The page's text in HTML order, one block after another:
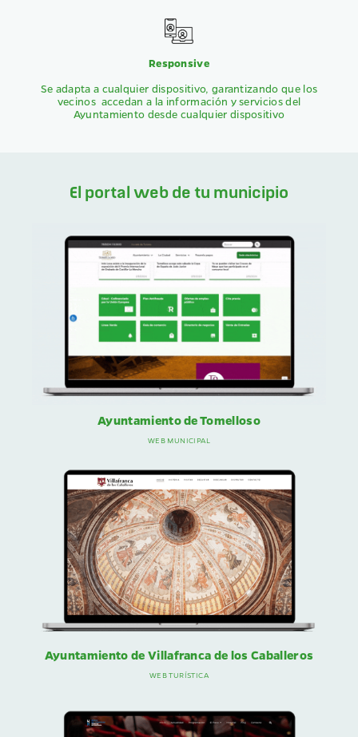
Responsive
Se adapta a cualquier dispositivo, garantizando que los
vecinos accedan a la información y servicios del
Ayuntamiento desde cualquier dispositivo
El portal web de tu municipio
Ayuntamiento de Tomelloso
WEB MUNICIPAL
Ayuntamiento de Villafranca de los Caballeros
WEB TURÍSTICA